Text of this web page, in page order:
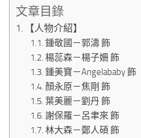
文章目錄
【人物介紹】
鍾敬國－郭濤 飾
楊蕊森－楊子姍 飾
鍾美寶－Angelababy 飾
顏永原－焦剛 飾
葉美麗－劉丹 飾
謝保羅－呂聿來 飾
林大森－鄭人碩 飾